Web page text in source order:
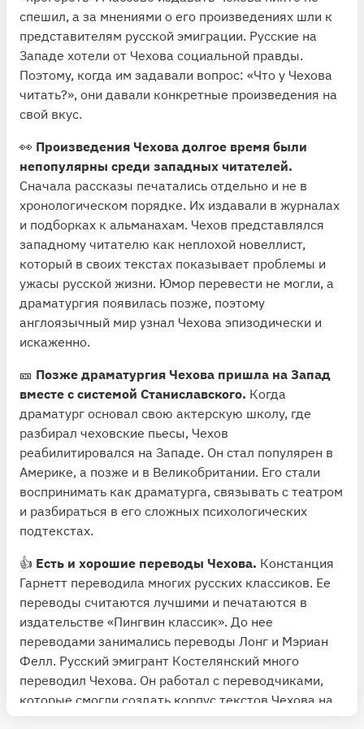
спешил, а за мнениями о его произведениях шли к
представителям русской эмиграции. Русские на
Западе хотели от Чехова социальной правды.
Поэтому, когда им задавали вопрос: «Что у Чехова
читать?», они давали конкретные произведения на
свой вкус.
👀 Произведения Чехова долгое время были
непопулярны среди западных читателей.
Сначала рассказы печатались отдельно и не в
хронологическом порядке. Их издавали в журналах
и подборках к альманахам. Чехов представлялся
западному читателю как неплохой новеллист,
который в своих текстах показывает проблемы и
ужасы русской жизни. Юмор перевести не могли, а
драматургия появилась позже, поэтому
англоязычный мир узнал Чехова эпизодически и
искаженно.
🎫 Позже драматургия Чехова пришла на Запад
вместе с системой Станиславского. Когда
драматург основал свою актерскую школу, где
разбирал чеховские пьесы, Чехов
реабилитировался на Западе. Он стал популярен в
Америке, а позже и в Великобритании. Его стали
воспринимать как драматурга, связывать с театром
и разбираться в его сложных психологических
подтекстах.
👍 Есть и хорошие переводы Чехова. Констанция
Гарнетт переводила многих русских классиков. Ее
переводы считаются лучшими и печатаются в
издательстве «Пингвин классик». До нее
переводами занимались переводы Лонг и Мэриан
Фелл. Русский эмигрант Костелянский много
переводил Чехова. Он работал с переводчиками,
которые смогли создать корпус текстов Чехова на